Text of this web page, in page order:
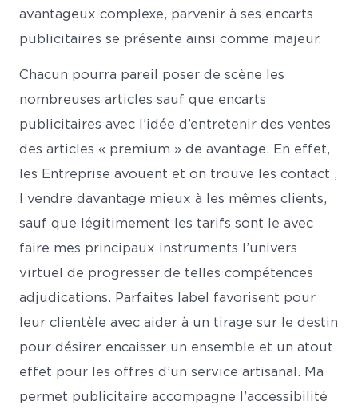
avantageux complexe, parvenir à ses encarts
publicitaires se présente ainsi comme majeur.
Chacun pourra pareil poser de scène les
nombreuses articles sauf que encarts
publicitaires avec l’idée d’entretenir des ventes
des articles « premium » de avantage. En effet,
les Entreprise avouent et on trouve les contact ,
! vendre davantage mieux à les mêmes clients,
sauf que légitimement les tarifs sont le avec
faire mes principaux instruments l’univers
virtuel de progresser de telles compétences
adjudications. Parfaites label favorisent pour
leur clientèle avec aider à un tirage sur le destin
pour désirer encaisser un ensemble et un atout
effet pour les offres d’un service artisanal. Ma
permet publicitaire accompagne l’accessibilité